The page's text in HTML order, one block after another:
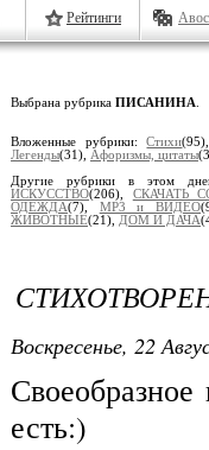
Рейтинги
Выбрана рубрика ПИСАНИНА
Вложенные рубрики:Стихи
Легенды(31), Афоризмы, цитаты
Другие рубрики в этом
ИСКУССТВО(206), СКАЧАТЬ
ОДЕЖДА(7), МР3 и ВИДЕО
ЖИВОТНЫЕ(21), ДОМ И ДАЧА
Воскресенье, 22
есть:)